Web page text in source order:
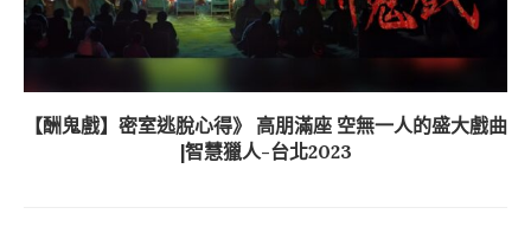
【酬鬼戲】密室逃脫心得》 高朋滿座 空無一人的盛大戲曲
|智慧獵人-台北2023